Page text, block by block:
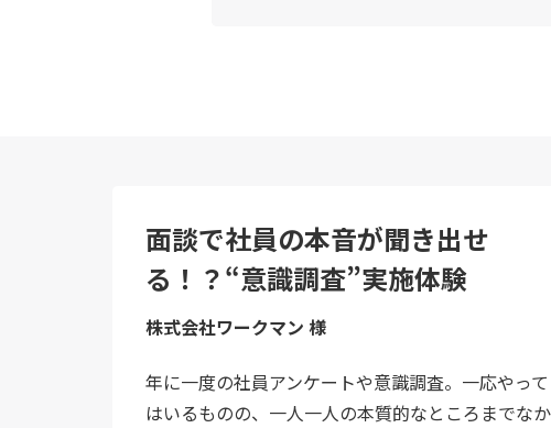
面談で社員の本音が聞き出せ
る！？“意識調査”実施体験
株式会社ワークマン 様
年に一度の社員アンケートや意識調査。一応やって
はいるものの、一人一人の本質的なところまでなか